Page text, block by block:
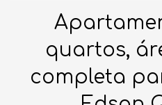
quartos,
completa